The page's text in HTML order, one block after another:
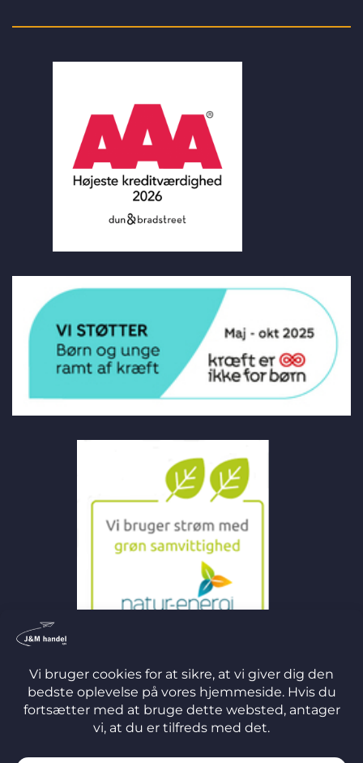
©
2026 J&M Handel ApS
TERMS PRIVACY COOKIES